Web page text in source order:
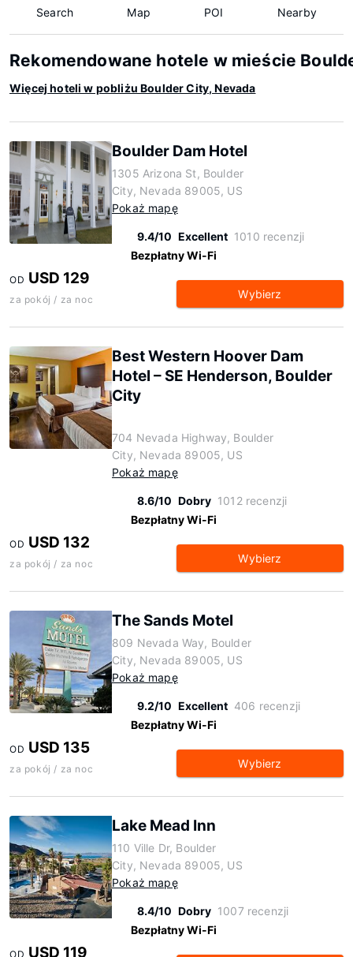
Search Map POI Nearby
Rekomendowane hotele w mieście
Więcej hoteli w pobliżu Boulder City, Nevada
Boulder Dam Hotel
1305 Arizona St, Boulder
City, Nevada 89005, US
Pokaż mapę
9.4/10 Excellent 1010 recenzji
Bezpłatny Wi-Fi
OD USD 129
za pokój / za noc Wybierz
Best Western Hoover Dam
Hotel – SE Henderson, Boulder
City
704 Nevada Highway, Boulder
City, Nevada 89005, US
Pokaż mapę
8.6/10 Dobry 1012 recenzji
Bezpłatny Wi-Fi
OD USD 132
za pokój / za noc Wybierz
The Sands Motel
809 Nevada Way, Boulder
City, Nevada 89005, US
Pokaż mapę
9.2/10 Excellent 406 recenzji
Bezpłatny Wi-Fi
OD USD 135
za pokój / za noc Wybierz
Lake Mead Inn
110 Ville Dr, Boulder
City, Nevada 89005, US
Pokaż mapę
8.4/10 Dobry 1007 recenzji
Bezpłatny Wi-Fi
OD USD 119